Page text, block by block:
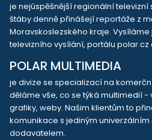
je nejúspěšnější regionální televizní
štáby denně přinášejí reportáže z
Moravskoslezského kraje.
televizního vysílání, portálu polar.cz
POLAR MULTIMEDIA
je divize se specializací na
děláme vše, co se týká multimedií -
grafiky, weby. Našim klientům to
komunikace s jediným
dodavatelem.